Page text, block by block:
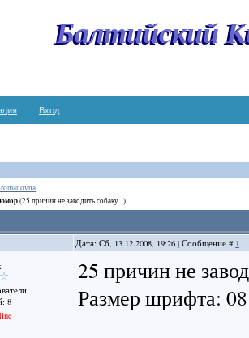
Балтийский
Вход
юмор(25 причин не заводить собаку...)
Дата: Сб, 13.12.2008, 19:26 | Сообщение # 1
8
25 причин не
Размер шрифта: